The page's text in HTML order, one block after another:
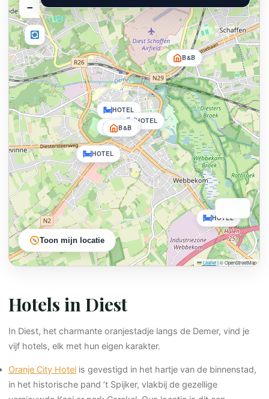
HOTEL
HOTEL
HOTEL
HOTEL
HOTEL
B&B
B&B
−
Leaflet |© OpenStreetMap
Toon mijn locatie
SNEL NAAR REGIO
Historisch Centrum
Grote Markt, Begijnhof & Refugie
Deelgemeenten & Natuur
Schaffen, Molenstede & buitengebied
TYPE ACCOMMODATIE ▼
Hotels tonen
B&B’s tonen
🗺 KAARTONDERGROND ▼
Wegenkaart
Satellietfoto
Hotels in Diest
In Diest, het charmante oranjestadje langs de Demer, vind je
vijf hotels, elk met hun eigen karakter.
Oranje City Hotel is gevestigd in het hartje van de binnenstad,
in het historische pand ’t Spijker, vlakbij de gezellige